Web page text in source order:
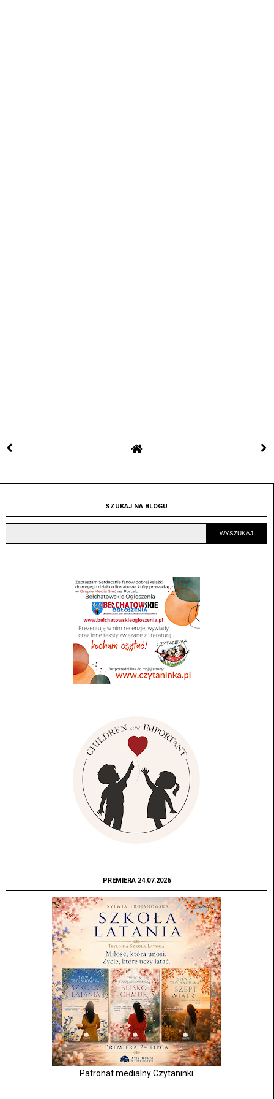
SZUKAJ NA BLOGU
PREMIERA 24.07.2026
Patronat medialny Czytaninki